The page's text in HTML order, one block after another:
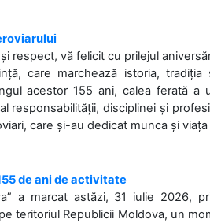
respect, vă felicit cu prilejul
care marchează istoria, tradiția
acestor 155 ani, calea ferată a
responsabilității, disciplinei și
care și-au dedicat munca și
de ani de activitate
a marcat astăzi, 31 iulie 2026,
teritoriul Republicii Moldova, un